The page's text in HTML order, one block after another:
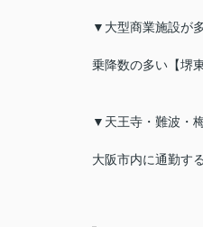
▼大型商業施設が
乗降数の多い 【堺
▼天王寺・難波・
大阪市内に通勤す